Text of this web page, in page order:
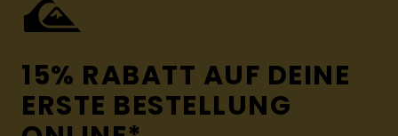
15% RABATT AUF DEINE
ERSTE BESTELLUNG